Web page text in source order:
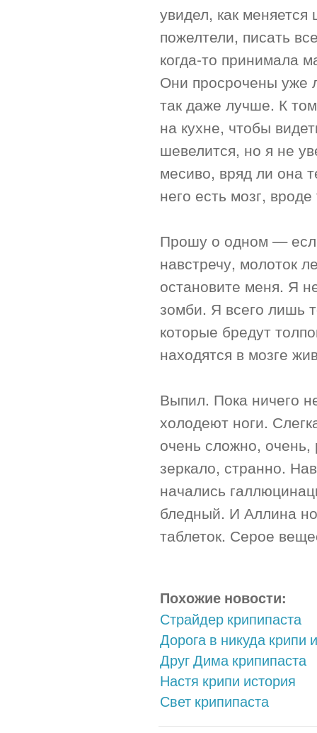
увидел, как
пожелтели, писать
когда-то принимала
Они просрочены уже
так даже лучше. К
на кухне, чтобы
шевелится, но я не
месиво, вряд ли она
него есть мозг, вроде
Прошу о одном —
навстречу, молоток
остановите меня. Я
зомби. Я всего лишь
которые бредут
находятся в мозге
Выпил. Пока ничего
холодеют ноги.
очень сложно,
зеркало, странно.
начались
бледный. И Аллина
таблеток. Серое
Похожие новости:
Страйдер крипипаста
Дорога в никуда крипи
Друг Дима крипипаста
Настя крипи история
Свет крипипаста